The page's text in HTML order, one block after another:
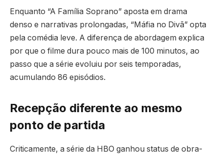
Enquanto “A Família Soprano” aposta em drama
denso e narrativas prolongadas, “Máfia no Divã” opta
pela comédia leve. A diferença de abordagem explica
por que o filme dura pouco mais de 100 minutos, ao
passo que a série evoluiu por seis temporadas,
acumulando 86 episódios.
Recepção diferente ao mesmo
ponto de partida
Criticamente, a série da HBO ganhou status de obra-